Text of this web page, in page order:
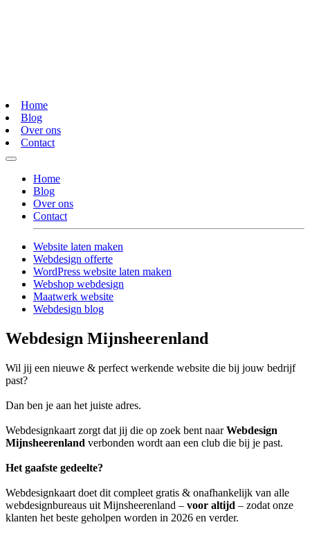
Home
Blog
Over ons
Contact
Home
Blog
Over ons
Contact
Website laten maken
Webdesign offerte
WordPress website laten maken
Webshop webdesign
Maatwerk website
Webdesign blog
Webdesign Mijnsheerenland
Wil jij een nieuwe & perfect werkende website die bij jouw bedrijf
past?
Dan ben je aan het juiste adres.
Webdesignkaart zorgt dat jij die op zoek bent naarWebdesign
Mijnsheerenland verbonden wordt aan een club die bij je past.
Het gaafste gedeelte?
Webdesignkaart doet dit compleet gratis & onafhankelijk van alle
webdesignbureaus uit Mijnsheerenland – voor altijd – zodat onze
klanten het beste geholpen worden in 2026 en verder.